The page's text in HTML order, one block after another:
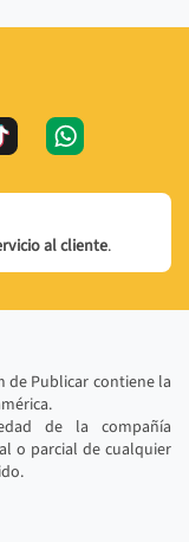
al cliente.
de Publicar contiene la
de la compañía
o parcial de cualquier